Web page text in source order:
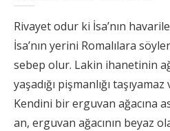
Rivayet odur ki İsa’nın
İsa’nın yerini Romalılara
sebep olur. Lakin ihanetinin
yaşadığı pişmanlığı
Kendini bir erguvan ağacına
an, erguvan ağacının beyaz